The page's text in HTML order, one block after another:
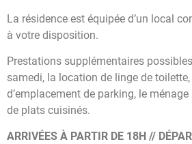
La résidence est équipée d’un local
à votre disposition.
Prestations supplémentaires
samedi, la location de linge de toilette,
d’emplacement de parking, le
de plats cuisinés.
ARRIVÉES À PARTIR DE 18H //